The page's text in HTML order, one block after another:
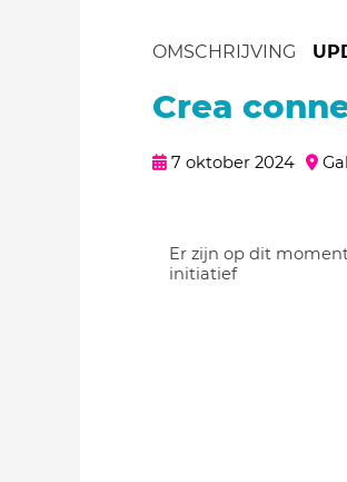
OMSCHRIJVING
Crea
7 oktober 2024
Er zijn op dit
initiatief